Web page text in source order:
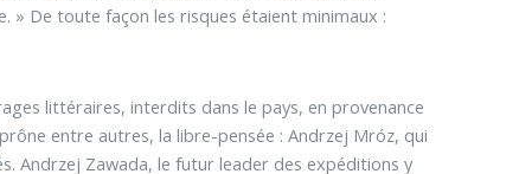
» De toute façon les risques étaient minimaux :
littéraires, interdits dans le pays, en provenance
entre autres, la libre-pensée : Andrzej Mróz, qui
Andrzej Zawada, le futur leader des expéditions y